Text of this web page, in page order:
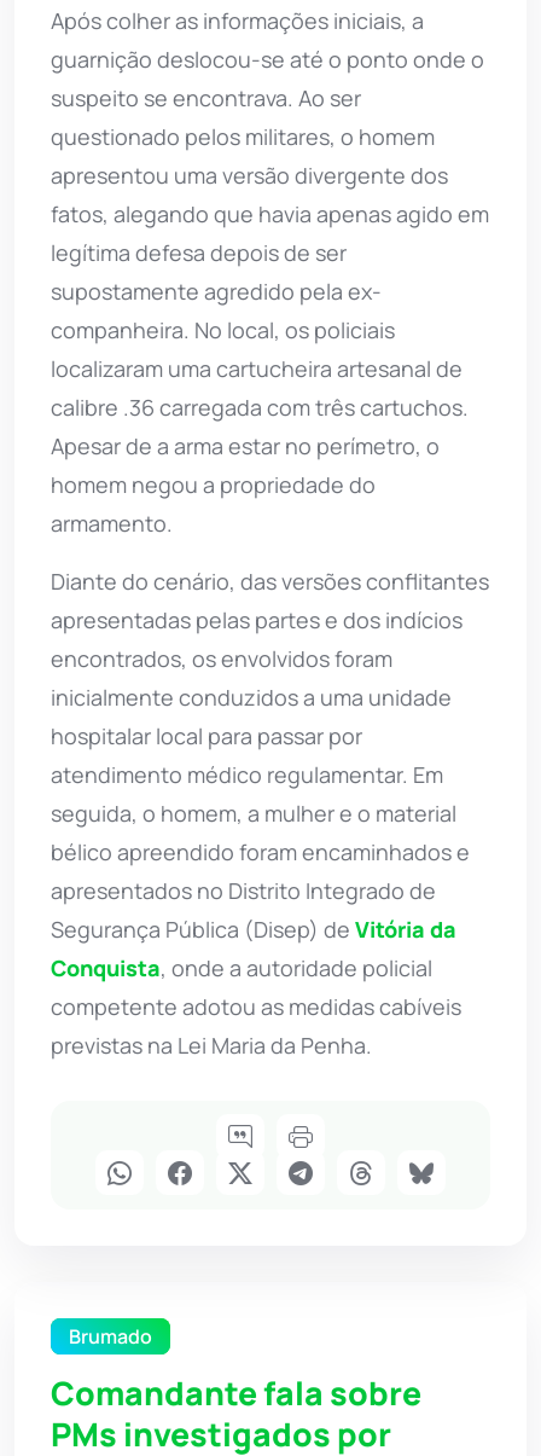
Após colher as informações iniciais, a
guarnição deslocou-se até o ponto onde o
suspeito se encontrava. Ao ser
questionado pelos militares, o homem
apresentou uma versão divergente dos
fatos, alegando que havia apenas agido em
legítima defesa depois de ser
supostamente agredido pela ex-
companheira. No local, os policiais
localizaram uma cartucheira artesanal de
calibre .36 carregada com três cartuchos.
Apesar de a arma estar no perímetro, o
homem negou a propriedade do
armamento.
Diante do cenário, das versões conflitantes
apresentadas pelas partes e dos indícios
encontrados, os envolvidos foram
inicialmente conduzidos a uma unidade
hospitalar local para passar por
atendimento médico regulamentar. Em
seguida, o homem, a mulher e o material
bélico apreendido foram encaminhados e
apresentados no Distrito Integrado de
Segurança Pública (Disep) de Vitória da
Conquista, onde a autoridade policial
competente adotou as medidas cabíveis
previstas na Lei Maria da Penha.
Brumado
Comandante fala sobre
PMs investigados por